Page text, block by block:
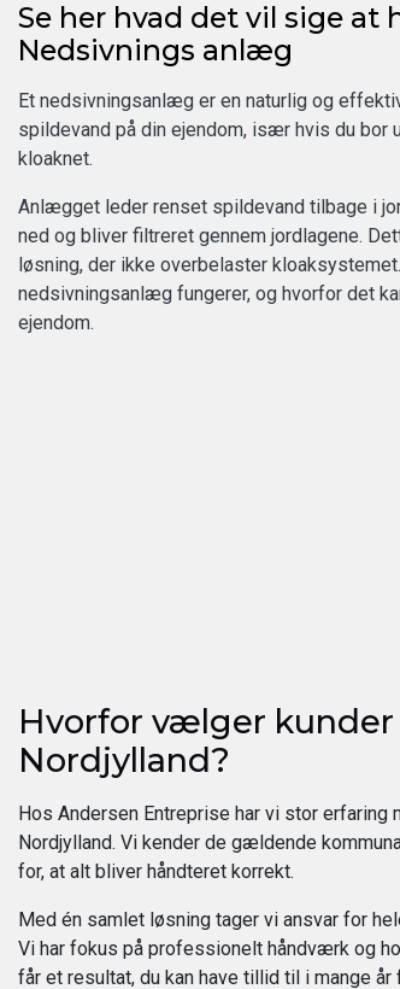
Se her hvad det vil sige at
Nedsivnings anlæg
Et nedsivningsanlæg er en naturlig og
spildevand på din ejendom, især hvis du bor
kloaknet.
Anlægget leder renset spildevand tilbage i
ned og bliver filtreret gennem jordlagene.
løsning, der ikke overbelaster
nedsivningsanlæg fungerer, og hvorfor det
ejendom.
Hvorfor vælger
Nordjylland?
Hos Andersen Entreprise har vi stor
Nordjylland. Vi kender de gældende
for, at alt bliver håndteret korrekt.
Med én samlet løsning tager vi ansvar for
Vi har fokus på professionelt håndværk og
får et resultat, du kan have tillid til i mange år